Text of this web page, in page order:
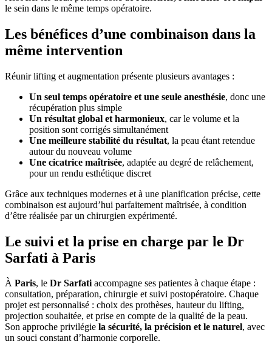
le sein dans le même temps opératoire.
Les bénéfices d’une combinaison dans la
même intervention
Réunir lifting et augmentation présente plusieurs avantages :
Un seul temps opératoire et une seule anesthésie, donc une
récupération plus simple
Un résultat global et harmonieux, car le volume et la
position sont corrigés simultanément
Une meilleure stabilité du résultat, la peau étant retendue
autour du nouveau volume
Une cicatrice maîtrisée, adaptée au degré de relâchement,
pour un rendu esthétique discret
Grâce aux techniques modernes et à une planification précise, cette
combinaison est aujourd’hui parfaitement maîtrisée, à condition
d’être réalisée par un chirurgien expérimenté.
Le suivi et la prise en charge par le Dr
Sarfati à Paris
À Paris, le Dr Sarfatiaccompagne ses patientes à chaque étape :
consultation, préparation, chirurgie et suivi postopératoire. Chaque
projet est personnalisé : choix des prothèses, hauteur du lifting,
projection souhaitée, et prise en compte de la qualité de la peau.
Son approche privilégie la sécurité, la précision et le naturel, avec
un souci constant d’harmonie corporelle.